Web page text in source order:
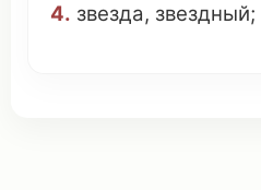
4. звезда, звездный;